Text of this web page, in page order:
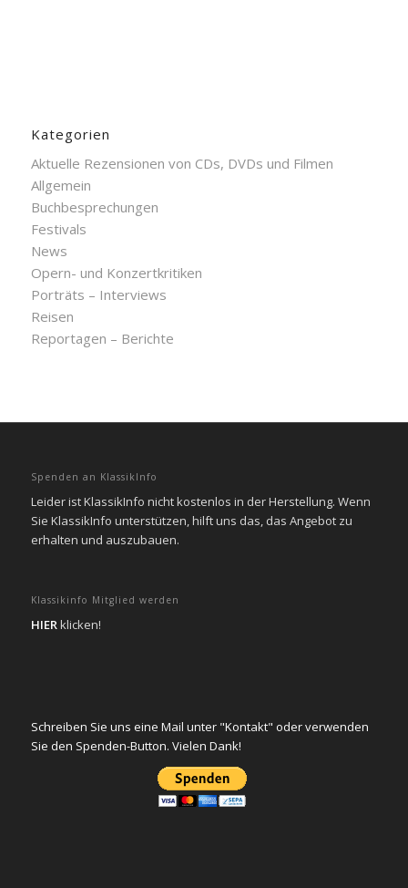
Kategorien
Aktuelle Rezensionen von CDs, DVDs und Filmen
Allgemein
Buchbesprechungen
Festivals
News
Opern- und Konzertkritiken
Porträts – Interviews
Reisen
Reportagen – Berichte
Spenden an KlassikInfo
Leider ist KlassikInfo nicht kostenlos in der Herstellung. Wenn
Sie KlassikInfo unterstützen, hilft uns das, das Angebot zu
erhalten und auszubauen.
Klassikinfo Mitglied werden
HIERklicken!
Schreiben Sie uns eine Mail unter "Kontakt" oder verwenden
Sie den Spenden-Button. Vielen Dank!